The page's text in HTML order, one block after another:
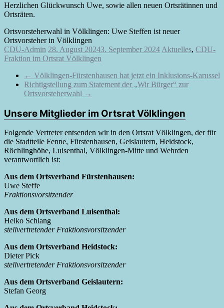
Herzlichen Glückwunsch Uwe, sowie allen neuen Ortsrätinnen und
Ortsräten.
Ortsvorsteherwahl in Völklingen: Uwe Steffen ist neuer
Ortsvorsteher in Völklingen
CDU-Admin 28. August 20243. September 2024 Aktuelles, CDU-
Fraktion im Ortsrat Völklingen
← Völklingen-Fürstenhausen hat jetzt ein Inklusions-Karussel
Richtigstellung zum Statement der „Wir Bürger“ zur
Ortsvorsteherwahl →
Unsere Mitglieder im Ortsrat Völklingen
Folgende Vertreter entsenden wir in den Ortsrat Völklingen, der für
die Stadtteile Fenne, Fürstenhausen, Geislautern, Heidstock,
Röchlinghöhe, Luisenthal, Völklingen-Mitte und Wehrden
verantwortlich ist:
Aus dem Ortsverband Fürstenhausen:
Uwe Steffe
Fraktionsvorsitzender
Aus dem Ortsverband Luisenthal:
Heiko Schlang
stellvertretender Fraktionsvorsitzender
Aus dem Ortsverband Heidstock:
Dieter Pick
stellvertretender Fraktionsvorsitzender
Aus dem Ortsverband Geislautern:
Stefan Georg